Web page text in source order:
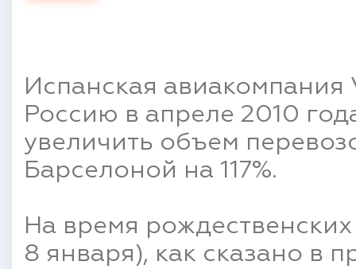
Испанская
Россию в апреле 2010
увеличить объем
Барселоной на 117%.
На время
8 января), как сказано в